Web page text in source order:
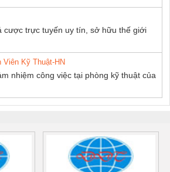
cược trực tuyến uy tín, sở hữu thế giới
Viên Kỹ Thuật-HN
nhiệm công việc tại phòng kỹ thuật của